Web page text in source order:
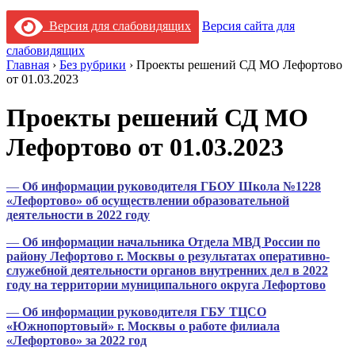
Версия для слабовидящих
Версия сайта для
слабовидящих
Главная › Без рубрики › Проекты решений СД МО Лефортово
от 01.03.2023
Проекты решений СД МО
Лефортово от 01.03.2023
— Об информации руководителя ГБОУ Школа №1228
«Лефортово» об осуществлении образовательной
деятельности в 2022 году
— Об информации начальника Отдела МВД России по
району Лефортово г. Москвы о результатах оперативно-
служебной деятельности органов внутренних дел в 2022
году на территории муниципального округа Лефортово
— Об информации руководителя ГБУ ТЦСО
«Южнопортовый» г. Москвы о работе филиала
«Лефортово» за 2022 год